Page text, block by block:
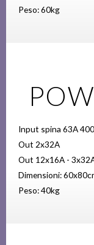
Peso: 60kg
Input spina 63A
Out 2x32A
Out 12x16A -
Dimensioni:
Peso: 40kg